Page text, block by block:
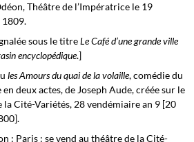
Théâtre de l’Impératrice le 19
1809.
sous le titreLe Café d’une grande ville
encyclopédique.]
les Amours du quai de la volaille, comédie du
en deux actes, de Joseph Aude, créée sur le
la Cité-Variétés, 28 vendémiaire an 9 [20
: Paris : se vend au théâtre de la Cité-